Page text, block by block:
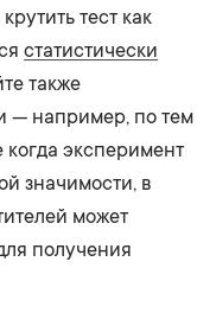
тест как
статистически
также
— например, по тем
эксперимент
значимости, в
может
получения